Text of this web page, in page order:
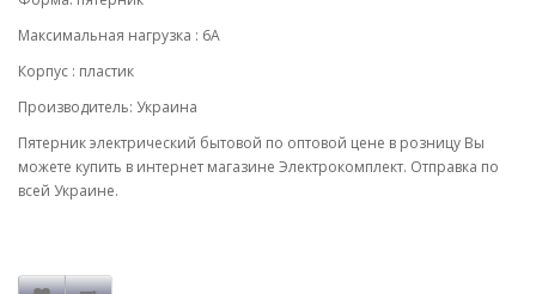
Максимальная нагрузка : 6А
Корпус : пластик
Производитель: Украина
Пятерник электрический бытовой по оптовой цене в розницу Вы
можете купить в интернет магазине Электрокомплект. Отправка по
всей Украине.